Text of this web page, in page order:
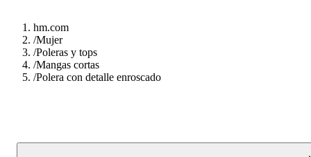
hm.com
/Mujer
/Poleras y tops
/Mangas cortas
/Polera con detalle enroscado